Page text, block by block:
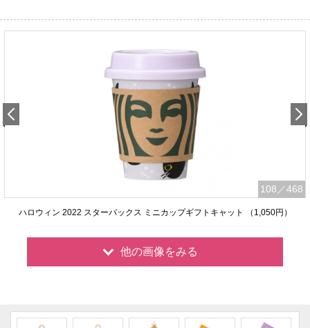
108 ／468
ハロウィン 2022 スターバックス ミニカップギフトキャット （1,050円）
他の画像をみる